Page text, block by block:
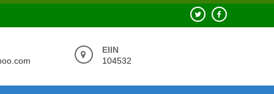
EIIN
104532